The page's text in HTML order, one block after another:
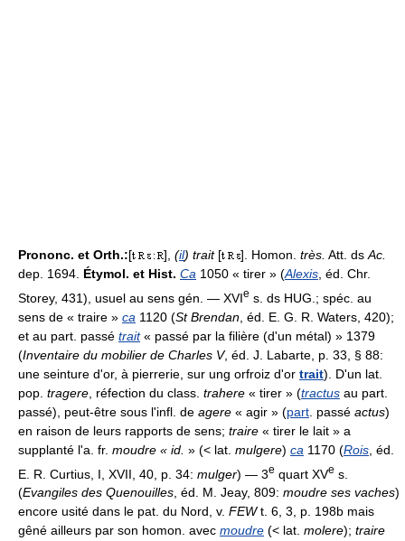
Prononc. et Orth.:[ ], (il) trait[ ]. Homon. très. Att. ds Ac.
dep. 1694. Étymol. et Hist. Ca 1050 « tirer » (Alexis , éd. Chr.
Storey, 431), usuel au sens gén. — XVIe s. ds HUG.; spéc. au
sens de « traire » ca 1120 (St Brendan , éd. E. G. R. Waters, 420);
et au part. passé trait« passé par la filière (d'un métal) » 1379
(Inventaire du mobilier de Charles V, éd. J. Labarte, p. 33, § 88:
une seinture d'or, à pierrerie, sur ung orfroiz d'or trait). D'un lat.
pop. tragere , réfection du class. trahere « tirer » (tractus au part.
passé), peut-être sous l'infl. de agere « agir » (part . passé actus)
en raison de leurs rapports de sens; traire « tirer le lait » a
supplanté l'a. fr. moudre « id. » (< lat. mulgere) ca 1170 (Rois , éd.
E. R. Curtius, I, XVII, 40, p. 34: mulger) — 3e quart XVe s.
(Evangiles des Quenouilles, éd. M. Jeay, 809: moudre ses vaches)
encore usité dans le pat. du Nord, v. FEWt. 6, 3, p. 198b mais
gêné ailleurs par son homon. avec moudre (< lat. molere); traire